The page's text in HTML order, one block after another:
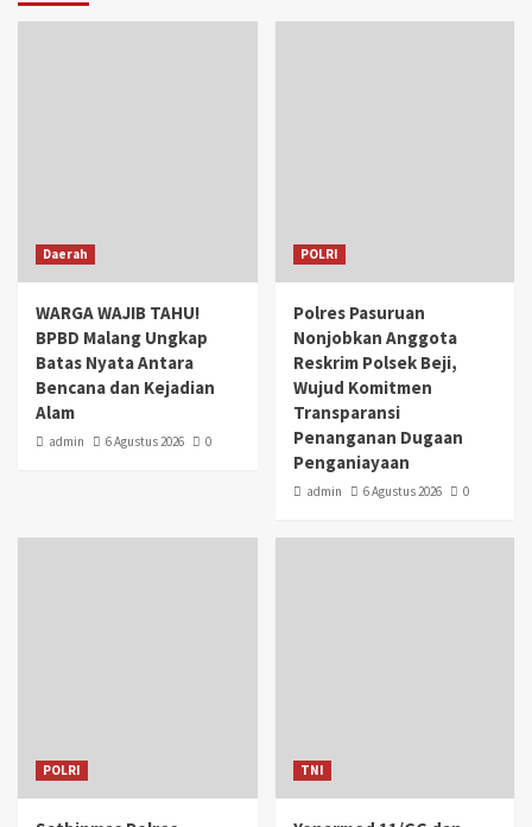
Daerah
WARGA WAJIB TAHU!
BPBD Malang Ungkap
Batas Nyata Antara
Bencana dan Kejadian
Alam
admin 6 Agustus 2026 0
POLRI
Polres Pasuruan
Nonjobkan Anggota
Reskrim Polsek Beji,
Wujud Komitmen
Transparansi
Penanganan Dugaan
Penganiayaan
admin 6 Agustus 2026 0
POLRI TNI